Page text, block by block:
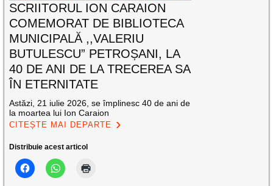
SCRIITORUL ION CARAION
COMEMORAT DE BIBLIOTECA
MUNICIPALĂ ,,VALERIU
BUTULESCU” PETROȘANI, LA
40 DE ANI DE LA TRECEREA SA
ÎN ETERNITATE
Astăzi, 21 iulie 2026, se împlinesc 40 de ani de
la moartea lui Ion Caraion
CITEȘTE MAI DEPARTE
Distribuie acest articol